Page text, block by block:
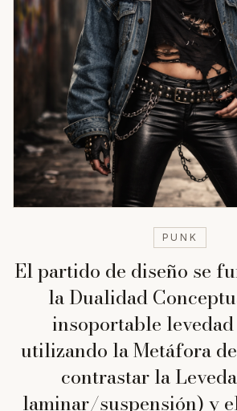
PUNK
El partido de diseño se
la Dualidad
insoportable
utilizando la Metáfora
contrastar la
laminar/suspensión) y